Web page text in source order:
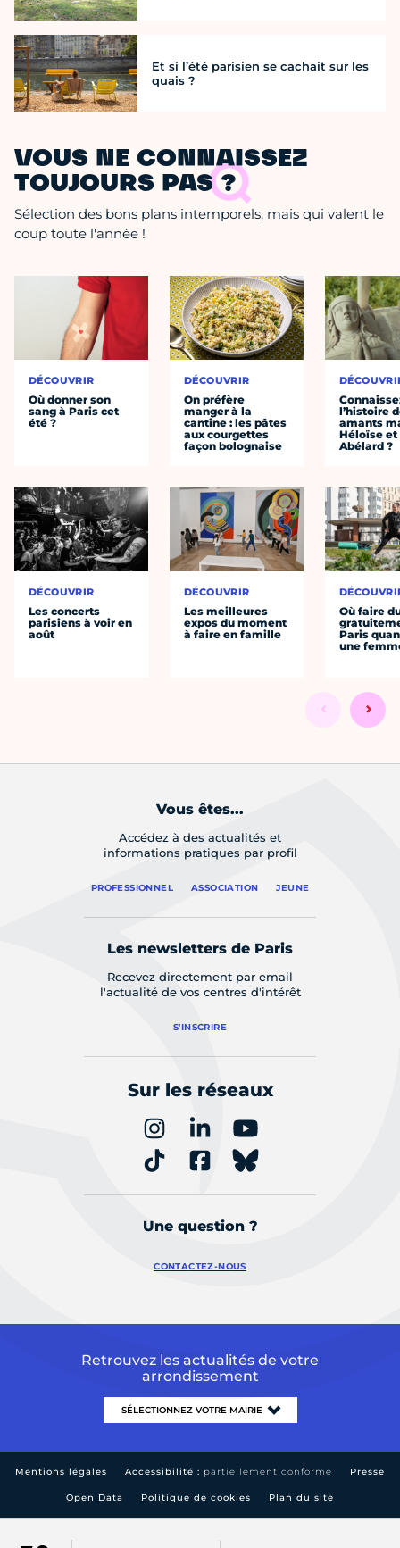
Et si l’été parisien se cachait sur les
quais ?
VOUS NE CONNAISSEZ
TOUJOURS PAS ?
Sélection des bons plans intemporels, mais qui valent le
coup toute l'année !
DÉCOUVRIR
Où donner son
sang à Paris cet
été ?
DÉCOUVRIR
Les concerts
parisiens à voir en
août
DÉCOUVRIR
On préfère
manger à la
cantine : les pâtes
aux courgettes
façon bolognaise
DÉCOUVRIR
Les meilleures
expos du moment
à faire en famille
l’histoire
amants
Héloïse et
Abélard ?
Où faire
Paris
une
Vous êtes...
Accédez à des actualités et
informations pratiques par profil
PROFESSIONNEL ASSOCIATION JEUNE
Les newsletters de Paris
Recevez directement par email
l'actualité de vos centres d'intérêt
S'INSCRIRE
Sur les réseaux
Une question ?
CONTACTEZ-NOUS
Retrouvez les actualités de votre
arrondissement
Mentions légales Accessibilité : partiellement conforme Presse
Open Data Politique de cookies Plan du site